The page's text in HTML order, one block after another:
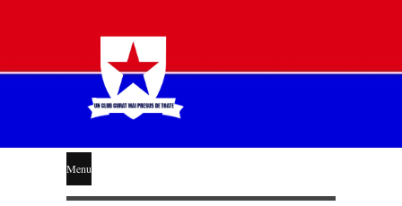
STEAUA
LIBERĂ
Menu